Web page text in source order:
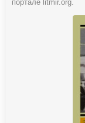
портале litmir.org.